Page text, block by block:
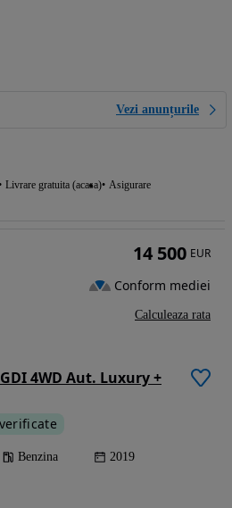
Vezi anunțurile
Livrare gratuita (acasa) Asigurare
4WD Aut. Luxury +
Benzina 2019
14 500 EUR
Conform mediei
Calculeaza rata